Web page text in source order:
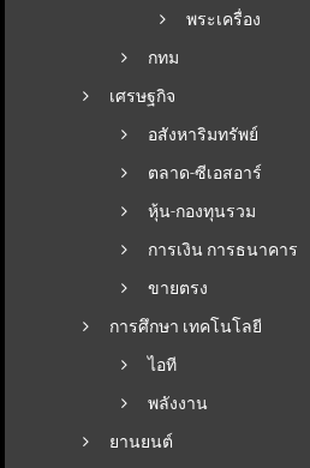
พระเครื่อง
กทม
เศรษฐกิจ
อสังหาริมทรัพย์
ตลาด-ซีเอสอาร์
หุ้น-กองทุนรวม
การเงิน การธนาคาร
ขายตรง
การศึกษา เทคโนโลยี
ไอที
พลังงาน
ยานยนต์